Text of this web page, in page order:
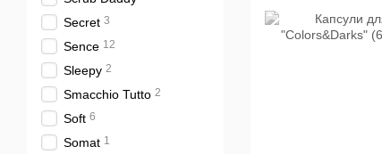
Secret 3
Sence 12
Sleepy 2
Smacchio Tutto 2
Soft 6
Somat 1